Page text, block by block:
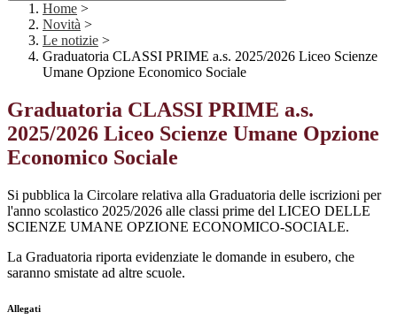
Home >
Novità >
Le notizie >
Graduatoria CLASSI PRIME a.s. 2025/2026 Liceo Scienze
Umane Opzione Economico Sociale
Graduatoria CLASSI PRIME a.s.
2025/2026 Liceo Scienze Umane Opzione
Economico Sociale
Si pubblica la Circolare relativa alla Graduatoria delle iscrizioni per
l'anno scolastico 2025/2026 alle classi prime del LICEO DELLE
SCIENZE UMANE OPZIONE ECONOMICO-SOCIALE.
La Graduatoria riporta evidenziate le domande in esubero, che
saranno smistate ad altre scuole.
Allegati